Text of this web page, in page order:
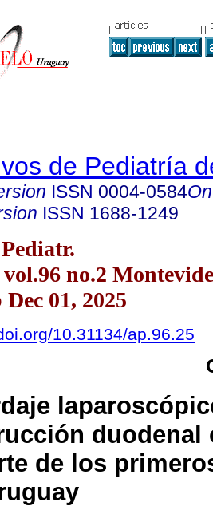
de Pediatría
ISSN 0004-0584
ISSN 1688-1249
no.2
01, 2025
10.31134/ap.96.25
duodenal
de los